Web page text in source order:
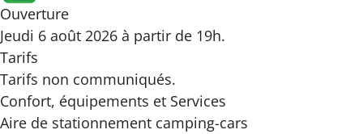
Ouverture
Jeudi 6 août 2026 à partir de 19h.
Tarifs
Tarifs non communiqués.
Confort, équipements et Services
Aire de stationnement camping-cars